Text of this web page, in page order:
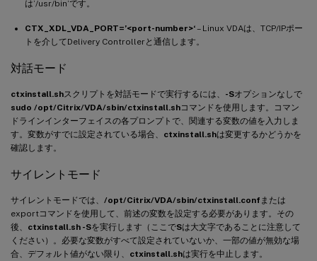
は’/usr/bin’です。
CTX_XDL_VDA_PORT=’<port-number>‘– Linux VDAは、TCP/IPポー
トを介してDelivery Controllerと通信します。
対話モード
ctxinstall.shスクリプトを対話モードで実行するには、 -Sオプションなしで
sudo /opt/Citrix/VDA/sbin/ctxinstall.shコマンドを使用します。コマン
ドラインインターフェイスの各プロンプトで、関連する変数の値を入力しま
す。変数がすでに設定されている場合、 ctxinstall.shは変更するかどうかを
確認します。
サイレントモード
サイレントモードでは、 /opt/Citrix/VDA/sbin/ctxinstall.conf または
exportコマンドを使用して、前述の変数を設定する必要があります。その
後、 ctxinstall.sh -Sを実行します（ここでSは大文字であることに注意して
ください）。必要な変数がすべて設定されていないか、一部の値が無効な場
合、デフォルト値がない限り、 ctxinstall.shは実行を中止します。